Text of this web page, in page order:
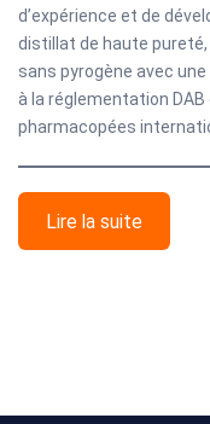
d’expérience et de
distillat de haute
sans pyrogène avec
à la réglementation
pharmacopées
Lire la suite